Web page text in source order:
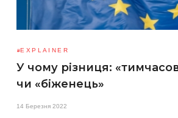
EXPLAINER
У чому різниця:
чи «біженець»
14 Березня 2022